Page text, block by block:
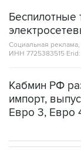
Беспилотные
Социальная
ИНН 7725383515
Кабмин РФ
импорт,
Евро 3, Евро